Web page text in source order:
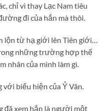
chỉ vì thay Lạc Nam tiêu
đi của hắn mà thôi.
lộn từ hạ giới lên Tiên giới…
những trường hợp thế
nhân của mình làm gì.
với biểu hiện của Ỷ Vân.
đã xem hắn là người một